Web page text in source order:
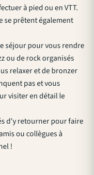
à pied ou en VTT.
se prêtent également
séjour pour vous rendre
ou de rock organisés
relaxer et de bronzer
pas et vous
visiter en détail le
d'y retourner pour faire
ou collègues à
!